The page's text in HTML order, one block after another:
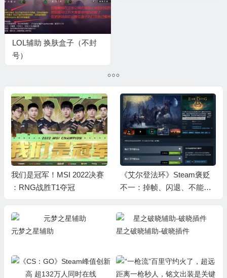
LOL辅助 换肤盒子（不封
号）
我们是冠军！MSI 2022决赛
：RNG战胜T1夺冠
《艾尔登法环》Steam褒贬
不一：掉帧、闪退、不能用
元梦之星辅助 星之破晓辅助-破晓插件